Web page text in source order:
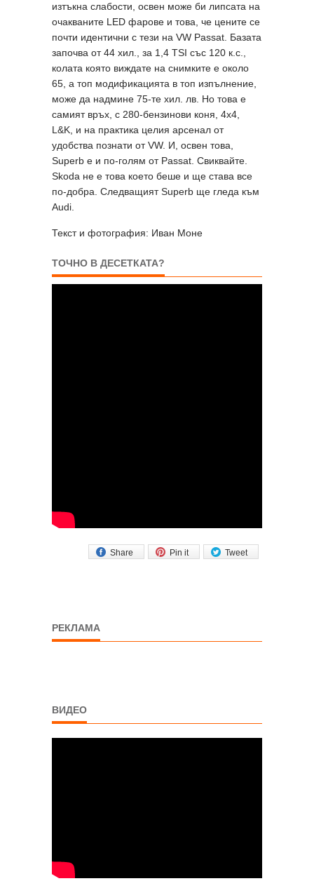
изтъкна слабости, освен може би липсата на
очакваните LED фарове и това, че цените се
почти идентични с тези на VW Passat. Базата
започва от 44 хил., за 1,4 TSI със 120 к.с.,
колата която виждате на снимките е около
65, а топ модификацията в топ изпълнение,
може да надмине 75-те хил. лв. Но това е
самият връх, с 280-бензинови коня, 4x4,
L&K, и на практика целия арсенал от
удобства познати от VW. И, освен това,
Superb е и по-голям от Passat. Свиквайте.
Skoda не е това което беше и ще става все
по-добра. Следващият Superb ще гледа към
Audi.
Текст и фотография: Иван Моне
ТОЧНО В ДЕСЕТКАТА?
Tweet
Pin it
Share
РЕКЛАМА
ВИДЕО